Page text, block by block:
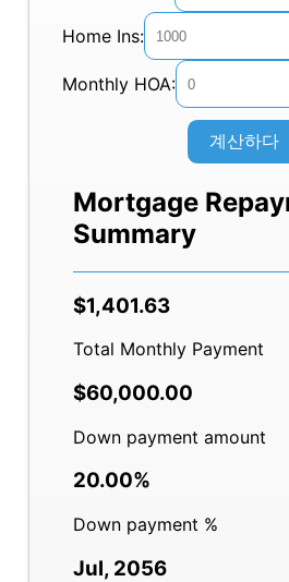
Home Ins:
Monthly HOA:
계산하다
Mortgage
Summary
$1,401.63
Total Monthly Payment
$60,000.00
Down payment amount
20.00%
Down payment %
Jul, 2056